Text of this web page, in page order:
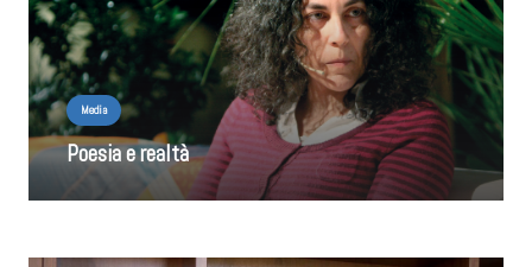
Media
Poesia e realtà